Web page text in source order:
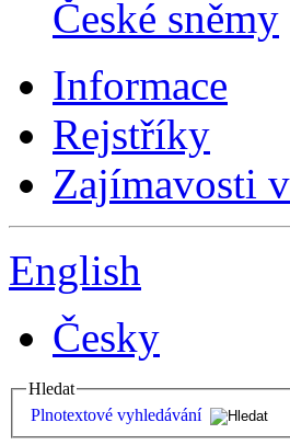
České sněmy
Informace
Rejstříky
Zajímavosti
English
Česky
Hledat
Plnotextové vyhledávání